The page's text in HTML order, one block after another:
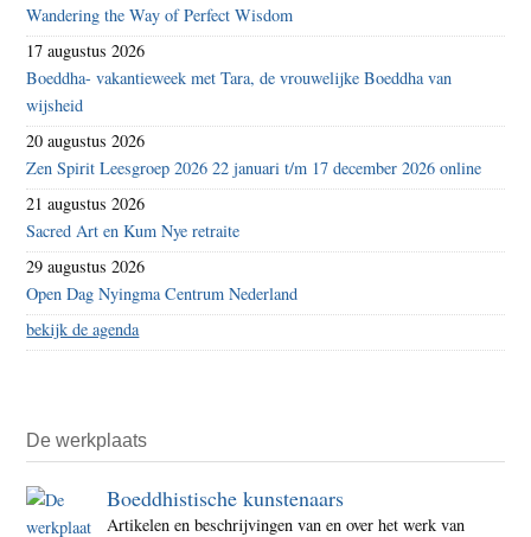
Wandering the Way of Perfect Wisdom
17 augustus 2026
Boeddha- vakantieweek met Tara, de vrouwelijke Boeddha van
wijsheid
20 augustus 2026
Zen Spirit Leesgroep 2026 22 januari t/m 17 december 2026 online
21 augustus 2026
Sacred Art en Kum Nye retraite
29 augustus 2026
Open Dag Nyingma Centrum Nederland
bekijk de agenda
De werkplaats
Boeddhistische kunstenaars
Artikelen en beschrijvingen van en over het werk van